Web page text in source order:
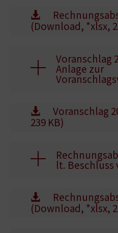
(Download, *xlsx,
Voranschlag
Anlage zur
Voranschlag
239 KB)
lt. Beschluss
(Download, *xlsx,